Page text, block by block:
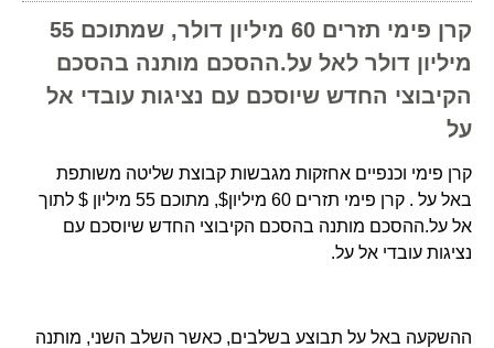
קרן פימי תזרים 60 מיליון דולר, שמתוכם 55
מיליון דולר לאל על.ההסכם מותנה בהסכם
הקיבוצי החדש שיוסכם עם נציגות עובדי אל
על
קרן פימי וכנפיים אחזקות מגבשות קבוצת שליטה משותפת
באל על . קרן פימי תזרים 60 מיליון$, מתוכם 55 מיליון $ לתוך
אל על.ההסכם מותנה בהסכם הקיבוצי החדש שיוסכם עם
נציגות עובדי אל על.
ההשקעה באל על תבוצע בשלבים, כאשר השלב השני, מותנה